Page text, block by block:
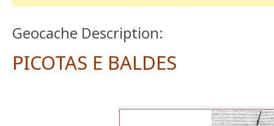
Geocache Description:
PICOTAS E BALDES